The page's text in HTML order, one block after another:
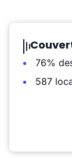
76%
587